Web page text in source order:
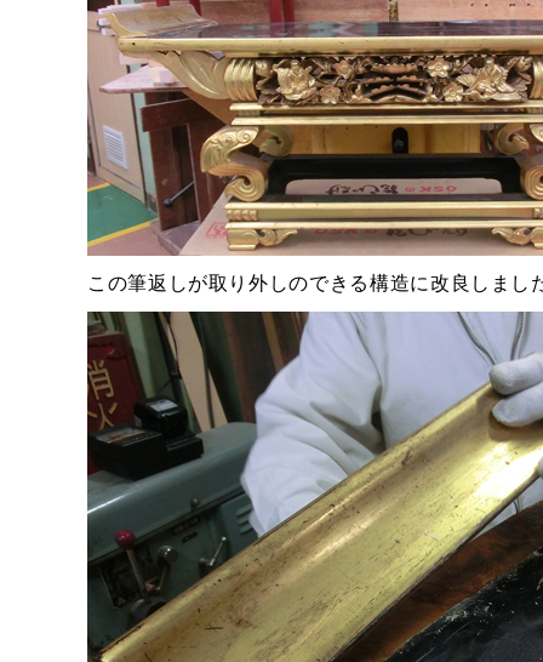
この筆返しが取り外しのできる構造に改良しまし